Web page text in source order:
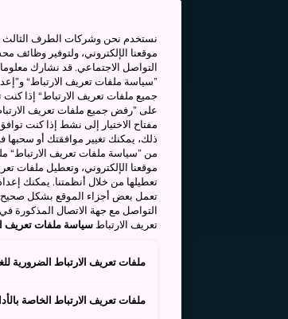
نستخدم نحن وشركات الطرف الثالث
موقعنا الإلكتروني، ولتوفير
التواصل الاجتماعي. قد نشارك
”سياسة ملفات تعريف الارتباط“
جميع ملفات تعريف الارتباط“ إذا
على ”رفض جميع ملفات تعريف
مفتاح الاختيار إلى نشط إذا كنت
من ”سياسة ملفات تعريف الارتباط“
موقعنا الإلكتروني، وتعطيل ملفات
تعطيلها من خلال أنظمتنا. يمكنك
تعمل بعض أجزاء الموقع بشكل
التواصل مع جهة الاتصال المذكورة
تعريف الارتباط سياسة ملفات تعريف
ملفات تعريف الارتباط الضرورية
ملفات تعريف الارتباط الخاصة